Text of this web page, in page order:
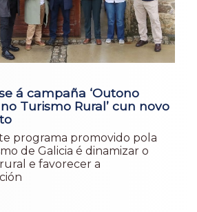
á campaña ‘Outono
Turismo Rural’ cun novo
programa promovido pola
de Galicia é dinamizar o
e favorecer a